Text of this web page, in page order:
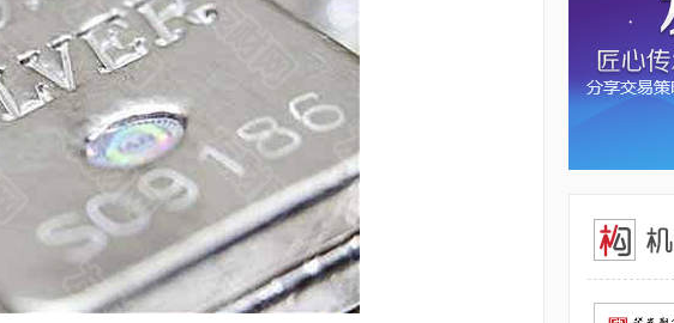
张尧浠 打卡获得 10积分
袁友江
张尧浠 15积分
袁友江 打卡获得 10积分
张尧浠 打卡获得
何小冰 打卡获得 10积分
张尧浠 打卡获得 20积分